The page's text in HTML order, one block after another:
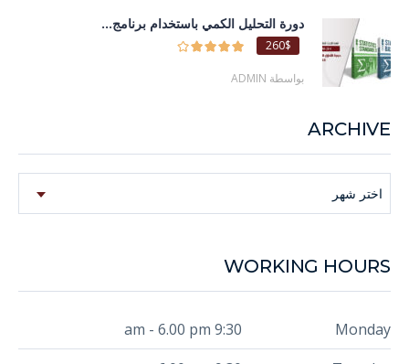
دورة التحليل الكمي باستخدام برنامج...
260$
بواسطة ADMIN
ARCHIVE
اختر شهر
WORKING HOURS
Monday
9:30 am - 6.00 pm